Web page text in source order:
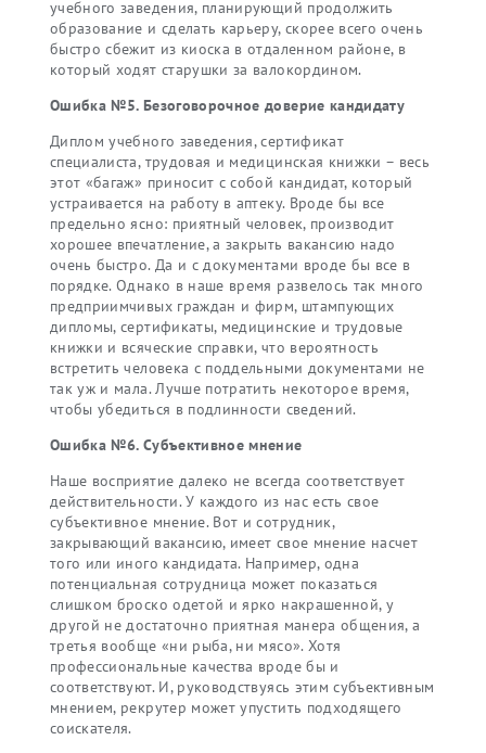
учебного заведения, планирующий продолжить
образование и сделать карьеру, скорее всего очень
быстро сбежит из киоска в отдаленном районе, в
который ходят старушки за валокордином.
Ошибка №5. Безоговорочное доверие кандидату
Диплом учебного заведения, сертификат
специалиста, трудовая и медицинская книжки – весь
этот «багаж» приносит с собой кандидат, который
устраивается на работу в аптеку. Вроде бы все
предельно ясно: приятный человек, производит
хорошее впечатление, а закрыть вакансию надо
очень быстро. Да и с документами вроде бы все в
порядке. Однако в наше время развелось так много
предприимчивых граждан и фирм, штампующих
дипломы, сертификаты, медицинские и трудовые
книжки и всяческие справки, что вероятность
встретить человека с поддельными документами не
так уж и мала. Лучше потратить некоторое время,
чтобы убедиться в подлинности сведений.
Ошибка №6. Субъективное мнение
Наше восприятие далеко не всегда соответствует
действительности. У каждого из нас есть свое
субъективное мнение. Вот и сотрудник,
закрывающий вакансию, имеет свое мнение насчет
того или иного кандидата. Например, одна
потенциальная сотрудница может показаться
слишком броско одетой и ярко накрашенной, у
другой не достаточно приятная манера общения, а
третья вообще «ни рыба, ни мясо». Хотя
профессиональные качества вроде бы и
соответствуют. И, руководствуясь этим субъективным
мнением, рекрутер может упустить подходящего
соискателя.